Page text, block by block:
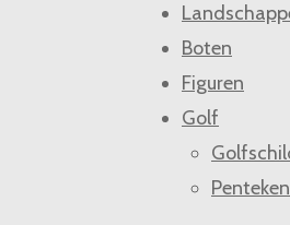
Boten
Figuren
Golf